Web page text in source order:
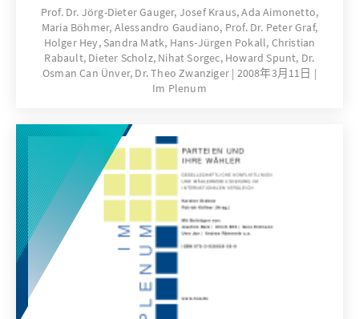
Sports in Kooperation mit dem Deutschen
Lehrerverband
Prof. Dr. Jörg-Dieter Gauger, Josef Kraus, Ada Aimonetto,
Maria Böhmer, Alessandro Gaudiano, Prof. Dr. Peter Graf,
Holger Hey, Sandra Matk, Hans-Jürgen Pokall, Christian
Rabault, Dieter Scholz, Nihat Sorgec, Howard Spunt, Dr.
Osman Can Ünver, Dr. Theo Zwanziger 2008年3月11日
Im Plenum